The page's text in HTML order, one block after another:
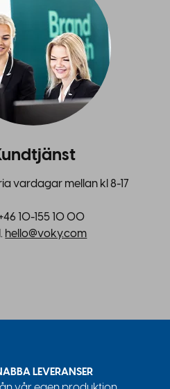
vardagar mellan kl 8-17
+46 10-155 10 00
hello@voky.com
LEVERANSER